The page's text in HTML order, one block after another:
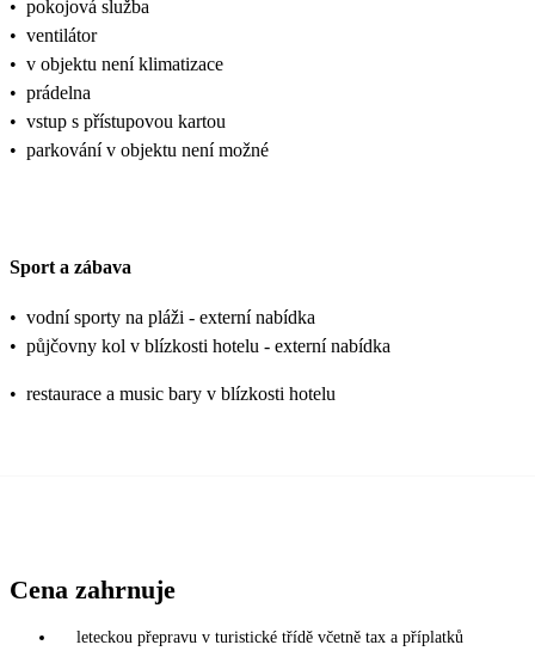
• pokojová služba
• ventilátor
• v objektu není klimatizace
• prádelna
• vstup s přístupovou kartou
• parkování v objektu není možné
Sport a zábava
• vodní sporty na pláži - externí nabídka
• půjčovny kol v blízkosti hotelu - externí nabídka
• restaurace a music bary v blízkosti hotelu
Cena zahrnuje
leteckou přepravu v turistické třídě včetně tax a příplatků